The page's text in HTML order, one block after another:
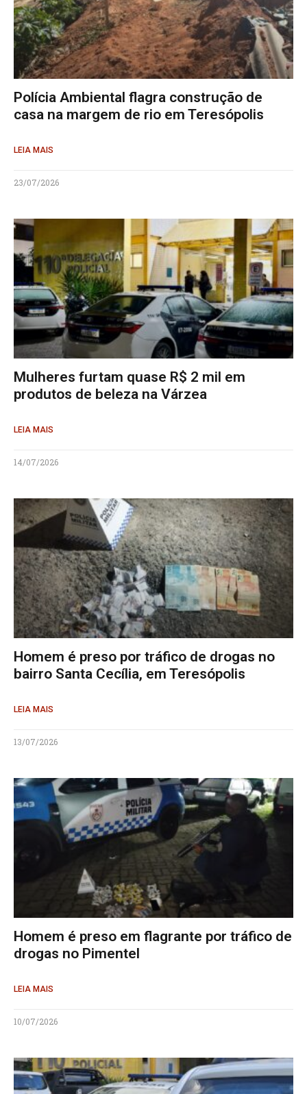
Polícia Ambiental flagra construção de
casa na margem de rio em Teresópolis
LEIA MAIS
23/07/2026
Mulheres furtam quase R$ 2 mil em
produtos de beleza na Várzea
LEIA MAIS
14/07/2026
Homem é preso por tráfico de drogas no
bairro Santa Cecília, em Teresópolis
LEIA MAIS
13/07/2026
Homem é preso em flagrante por tráfico de
drogas no Pimentel
LEIA MAIS
10/07/2026